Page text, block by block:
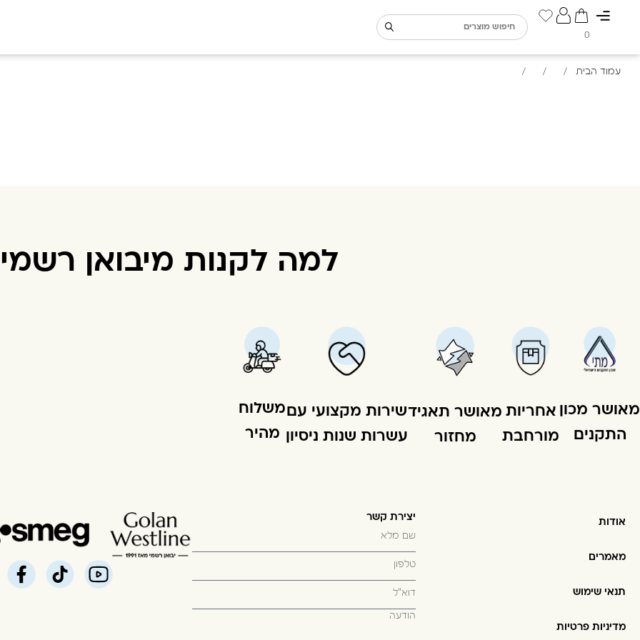
0
עמוד הבית /
/
/
למה לקנות מיבואן
מאושר מכון
התקנים
אחריות
מורחבת
מאושר תאגיד
מחזור
שירות מקצועי עם
עשרות שנות ניסיון
משלוח
מהיר
אודות
מאמרים
תנאי שימוש
מדיניות פרטיות
יצירת קשר